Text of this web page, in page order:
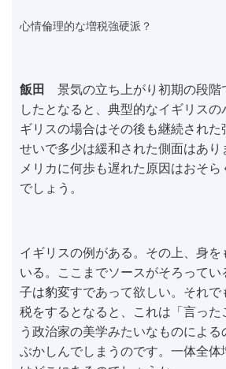
心情倫理的な増税強硬派？
飯田
景気の立ち上がり初期の段階
したとなると、典型的なイギリスの
ギリスの場合はその後も継続された
せいで多少は緩和された側面はあり
メリカに何歩も遅れた原因はおそ
でしょう。
イギリスの例がある。その上、身を
いる。ここまでソースがそろってい
子は豹変すであって欲しい。それで
税をするとなると、これは「言った
う政治家の美学みたいなものによ
ぶかしんでしまうのです。一体全体